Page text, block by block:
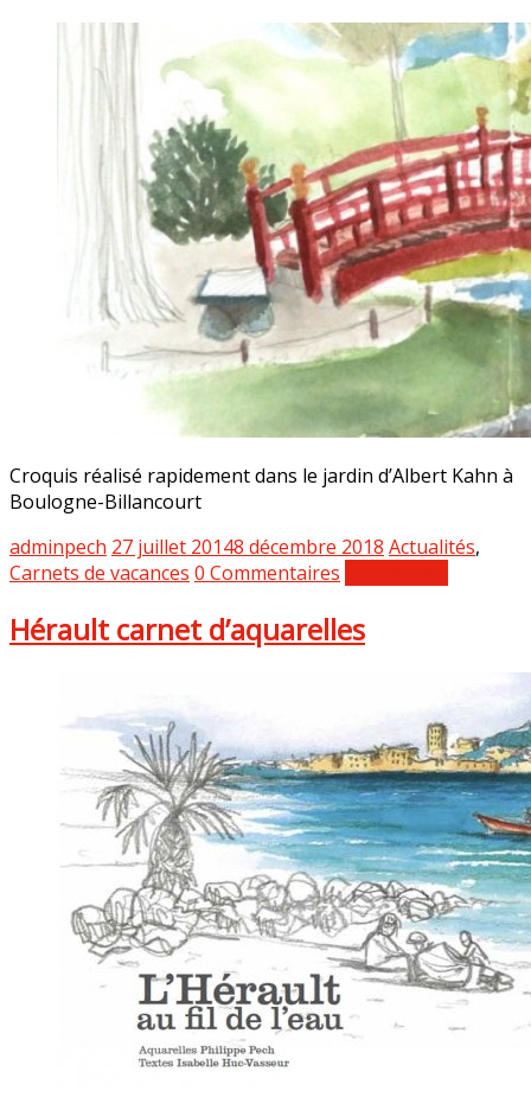
Croquis réalisé rapidement dans le jardin d’Albert Kahn à
Boulogne-Billancourt
adminpech 27 juillet 20148 décembre 2018 Actualités,
Carnets de vacances 0 Commentaires
Hérault carnet d’aquarelles